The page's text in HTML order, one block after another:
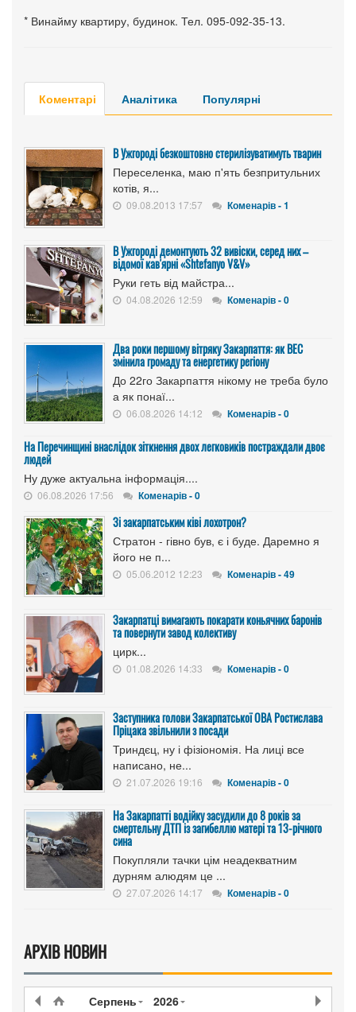
* Винайму квартиру, будинок. Тел. 095-092-35-13.
Коментарі Аналітика Популярні
В Ужгороді безкоштовно стерилізуватимуть тварин
Переселенка, маю п'ять безпритульних
котів, я...
09.08.2013 17:57 Коменарів - 1
В Ужгороді демонтують 32 вивіски, серед них –
відомої кав'ярні «Shtefanyo V&V»
Руки геть від майстра...
04.08.2026 12:59 Коменарів - 0
Два роки першому вітряку Закарпаття: як ВЕС
змінила громаду та енергетику регіону
До 22го Закарпаття нікому не треба було
а як понаї...
06.08.2026 14:12 Коменарів - 0
На Перечинщині внаслідок зіткнення двох легковиків постраждали двоє
людей
Ну дуже актуальна інформація....
06.08.2026 17:56 Коменарів - 0
Зі закарпатським ківі лохотрон?
Стратон - гівно був, є і буде. Даремно я
його не п...
05.06.2012 12:23 Коменарів - 49
Закарпатці вимагають покарати коньячних баронів
та повернути завод колективу
цирк...
01.08.2026 14:33 Коменарів - 0
Заступника голови Закарпатської ОВА Ростислава
Пріцака звільнили з посади
Триндєц, ну і фізіономія. На лиці все
написано, не...
21.07.2026 19:16 Коменарів - 0
На Закарпатті водійку засудили до 8 років за
смертельну ДТП із загибеллю матері та 13-річного
сина
Покупляли тачки цім неадекватним
дурням алюдям це ...
27.07.2026 14:17 Коменарів - 0
АРХІВ НОВИН
Серпень 2026